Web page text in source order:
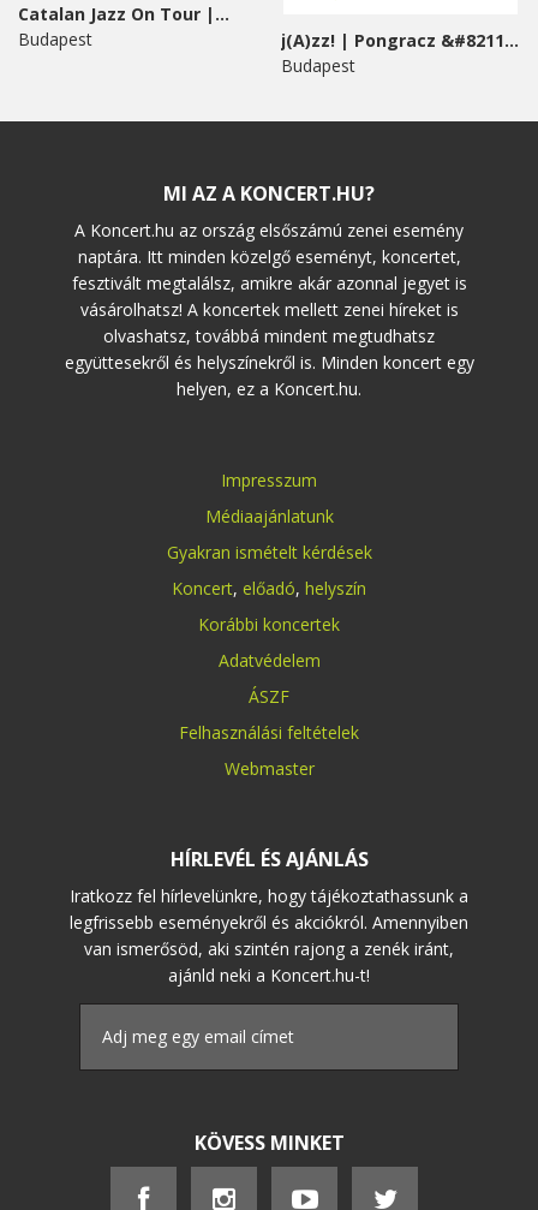
Catalan Jazz On Tour |...
Budapest
j(A)zz! | Pongracz &#8211;...
Budapest
MI AZ A KONCERT.HU?
A Koncert.hu az ország elsőszámú zenei esemény
naptára. Itt minden közelgő eseményt, koncertet,
fesztivált megtalálsz, amikre akár azonnal jegyet is
vásárolhatsz! A koncertek mellett zenei híreket is
olvashatsz, továbbá mindent megtudhatsz
együttesekről és helyszínekről is. Minden koncert egy
helyen, ez a Koncert.hu.
Impresszum
Médiaajánlatunk
Gyakran ismételt kérdések
Koncert, előadó, helyszín
Korábbi koncertek
Adatvédelem
ÁSZF
Felhasználási feltételek
Webmaster
HÍRLEVÉL ÉS AJÁNLÁS
Iratkozz fel hírlevelünkre, hogy tájékoztathassunk a
legfrissebb eseményekről és akciókról. Amennyiben
van ismerősöd, aki szintén rajong a zenék iránt,
ajánld neki a Koncert.hu-t!
KÖVESS MINKET